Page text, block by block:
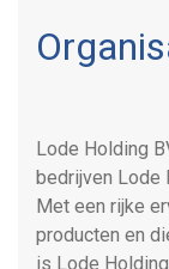
Lode Holding
bedrijven Lode
Met een rijke
producten en
is Lode